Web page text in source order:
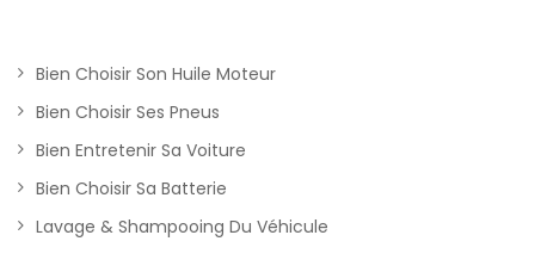
Bien Choisir Son Huile Moteur
Bien Choisir Ses Pneus
Bien Entretenir Sa Voiture
Bien Choisir Sa Batterie
Lavage & Shampooing Du Véhicule